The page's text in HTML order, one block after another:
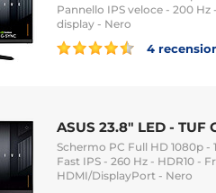
Pannello IPS veloce - 200
display - Nero
4
ASUS 23.8" LED -
Schermo PC Full HD 1080p -
Fast IPS - 260 Hz - HDR10 -
HDMI/DisplayPort - Nero